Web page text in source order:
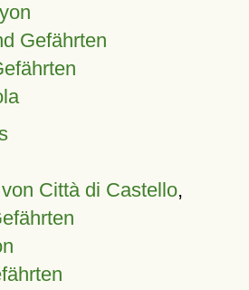
Gefährten
Città di Castello,